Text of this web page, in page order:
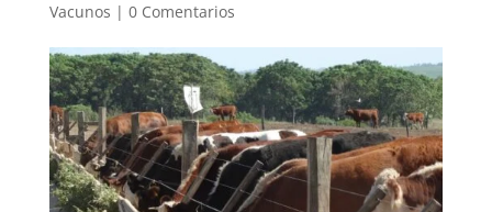
Vacunos | 0 Comentarios